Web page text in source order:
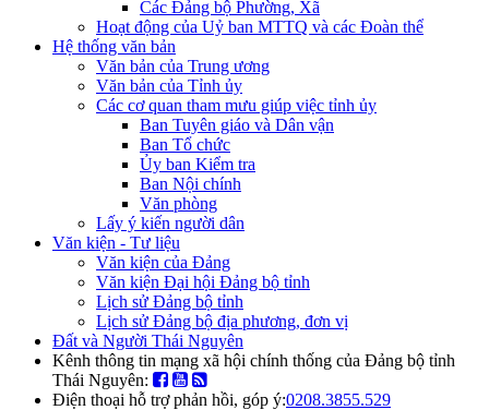
Các Đảng bộ Phường, Xã
Hoạt động của Uỷ ban MTTQ và các Đoàn thể
Hệ thống văn bản
Văn bản của Trung ương
Văn bản của Tỉnh ủy
Các cơ quan tham mưu giúp việc tỉnh ủy
Ban Tuyên giáo và Dân vận
Ban Tổ chức
Ủy ban Kiểm tra
Ban Nội chính
Văn phòng
Lấy ý kiến người dân
Văn kiện - Tư liệu
Văn kiện của Đảng
Văn kiện Đại hội Đảng bộ tỉnh
Lịch sử Đảng bộ tỉnh
Lịch sử Đảng bộ địa phương, đơn vị
Đất và Người Thái Nguyên
Kênh thông tin mạng xã hội chính thống của Đảng bộ tỉnh
Thái Nguyên:
Điện thoại hỗ trợ phản hồi, góp ý:0208.3855.529